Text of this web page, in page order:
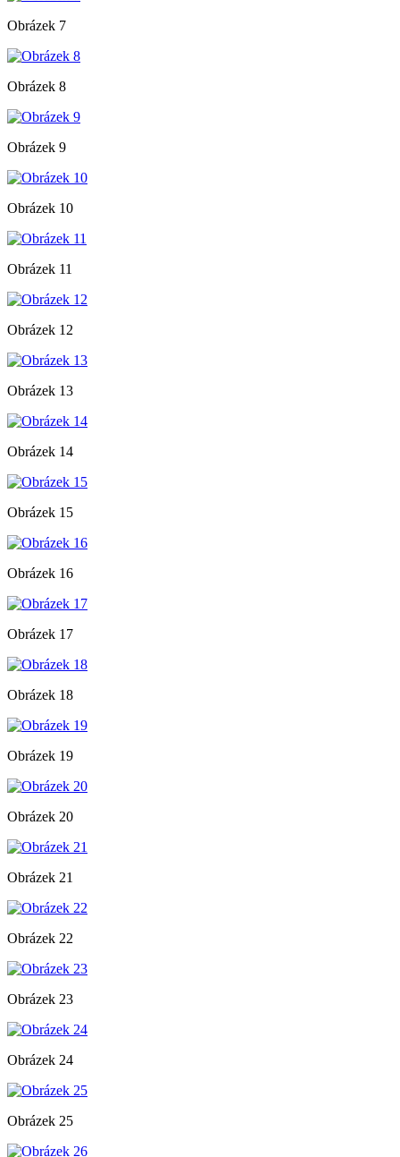
Obrázek 7
Obrázek 8
Obrázek 9
Obrázek 10
Obrázek 11
Obrázek 12
Obrázek 13
Obrázek 14
Obrázek 15
Obrázek 16
Obrázek 17
Obrázek 18
Obrázek 19
Obrázek 20
Obrázek 21
Obrázek 22
Obrázek 23
Obrázek 24
Obrázek 25